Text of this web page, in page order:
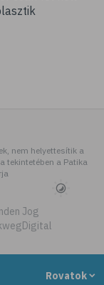
Rovatok
nem helyettesítik a
tekintetében a Patika
Jog